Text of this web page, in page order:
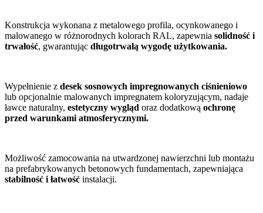
Konstrukcja wykonana z metalowego profila, ocynkowanego i
malowanego w różnorodnych kolorach RAL, zapewnia solidność i
trwałość, gwarantując długotrwałą wygodę użytkowania.
Wypełnienie z desek sosnowych impregnowanych ciśnieniowo
lub opcjonalnie malowanych impregnatem koloryzującym, nadaje
ławce naturalny, estetyczny wygląd oraz dodatkową ochronę
przed warunkami atmosferycznymi.
Możliwość zamocowania na utwardzonej nawierzchni lub montażu
na prefabrykowanych betonowych fundamentach, zapewniająca
stabilność i łatwość instalacji.